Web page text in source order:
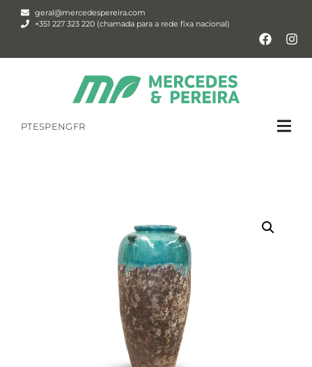
geral@mercedespereira.com
+351 227 323 220 (chamada para a rede fixa nacional)
PTESPENGFR